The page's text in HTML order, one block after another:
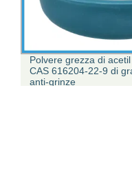
Polvere grezza di
CAS 616204-22-9 di
anti-grinze